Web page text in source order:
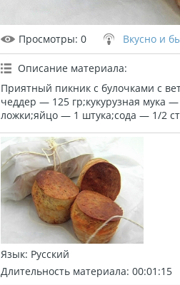
Просмотры: 0 Вкусно и
Описание материала:
Приятный пикник с булочками с
чеддер — 125 гр;кукурузная мука
ложки;яйцо — 1 штука;сода — 1/2
Язык: Русский
Длительность материала: 00:01:15